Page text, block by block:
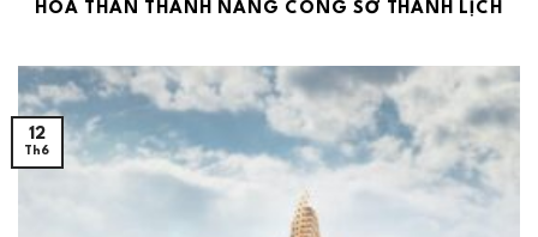
HÓA THÂN THÀNH NÀNG CÔNG SỞ THANH LỊCH
12
Th6